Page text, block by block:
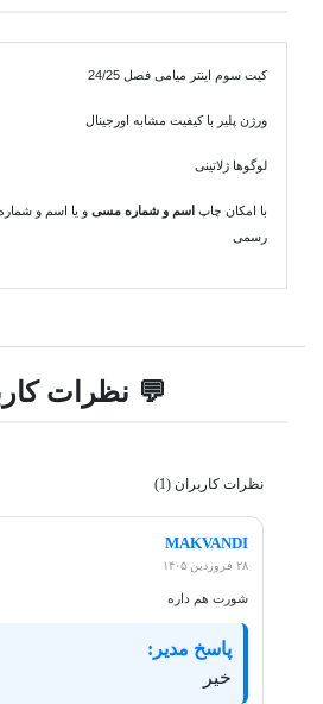
کیت سوم اینتر میامی فصل 24/25
ورژن پلیر با کیفیت مشابه اورجینال
لوگوها ژلاتینی
با امکان چاپ اسم و شماره مسی و یا اسم و
رسمی
💬 نظرات
نظرات کاربران (1)
MAKVANDI
۲۸ فروردین ۱۴۰۵
شورت هم داره
پاسخ مدیر:
خیر